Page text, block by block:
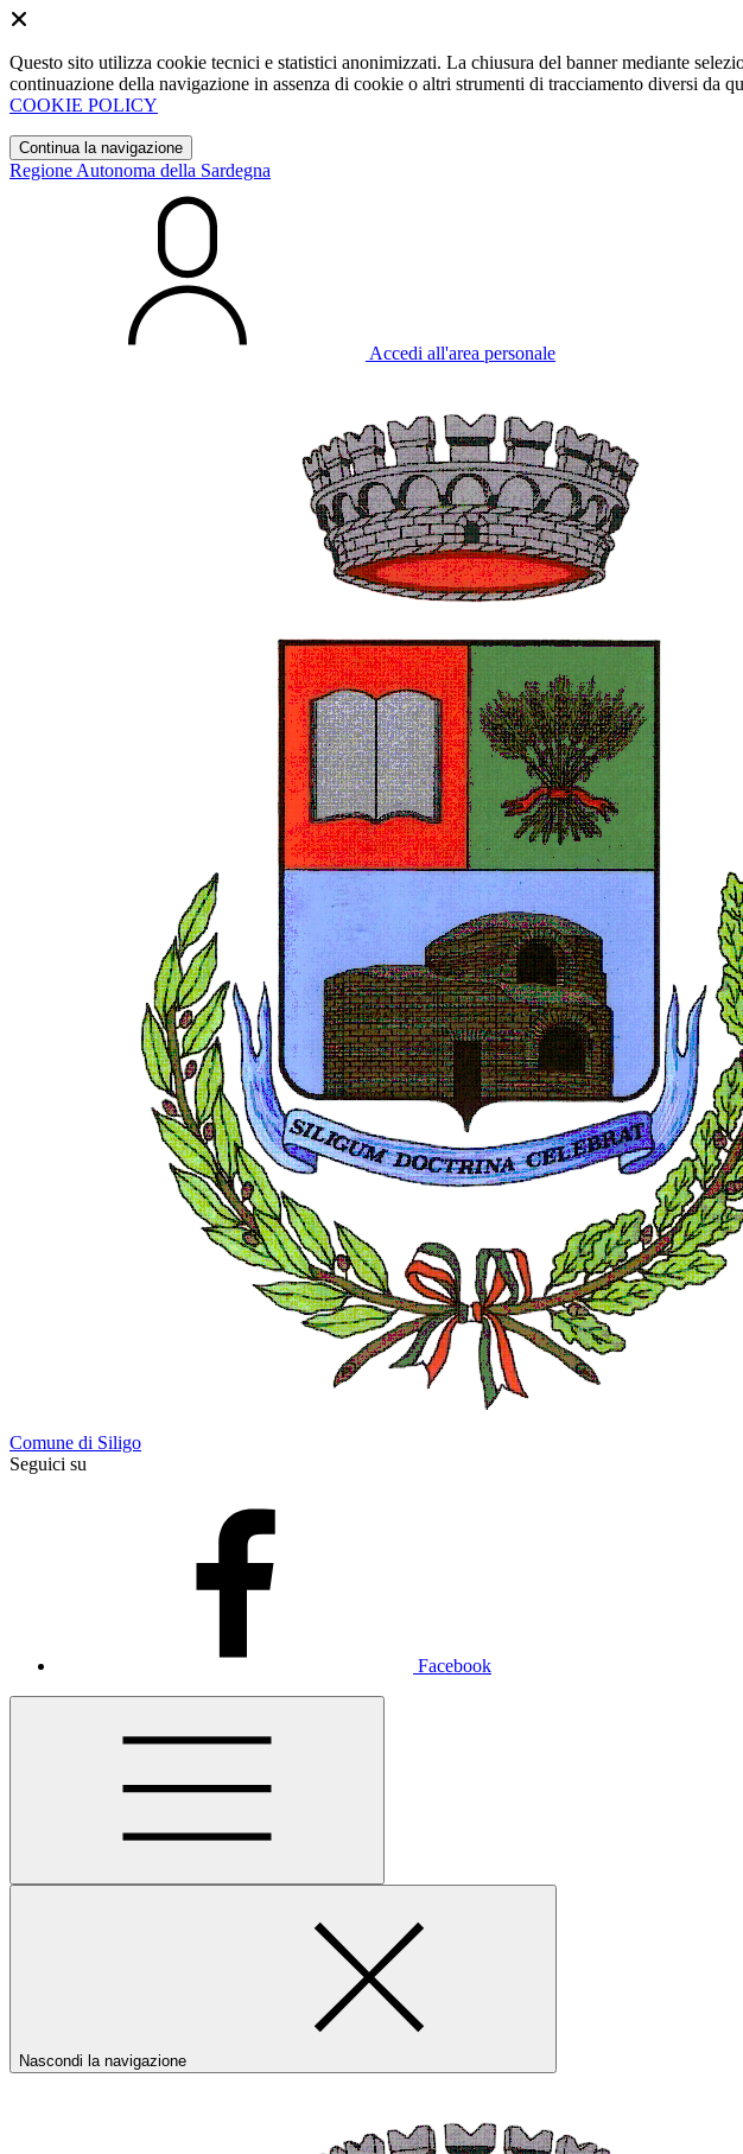
Questo sito utilizza cookie tecnici e statistici anonimizzati. La chiusura del banner mediante
continuazione della navigazione in assenza di cookie o altri strumenti di tracciamento diversi da
COOKIE POLICY
Continua la navigazione
Regione Autonoma della Sardegna
Accedi all'area personale
Comune di Siligo
Seguici su
Facebook
Nascondi la navigazione